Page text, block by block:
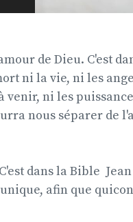
de Dieu. C'est
ni la vie, ni les
venir, ni les
nous séparer de
dans la Bible 
afin que